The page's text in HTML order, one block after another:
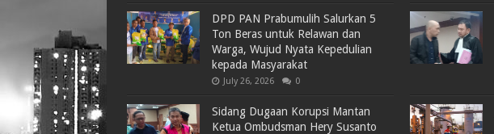
DPD PAN Prabumulih Salurkan 5
Ton Beras untuk Relawan dan
Warga, Wujud Nyata Kepedulian
kepada Masyarakat
July 26, 2026 0
Sidang Dugaan Korupsi Mantan
Ketua Ombudsman Hery Susanto